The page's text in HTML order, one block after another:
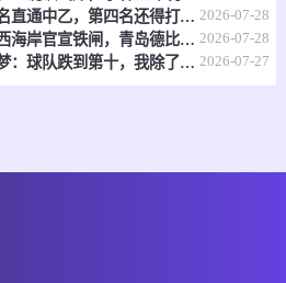
08-08 14:00 直播中
中冠总决赛抽签落定，前三名直通中乙，第四名还得打附加赛 2026-07-28
针锋相对！海牛射手归来，西海岸官宣铁闸，青岛德比倒计时 2026-07-28
科尔威尔开口谈十字韧带噩梦：球队跌到第十，我除了干瞪眼什么也做不了 2026-07-27